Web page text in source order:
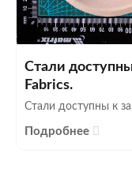
Стали
Fabrics.
Стали доступны к
Подробнее